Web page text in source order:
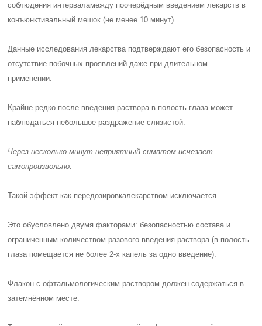
соблюдения интерваламежду поочерёдным введением лекарств в
конъюнктивальный мешок (не менее 10 минут).
Данные исследования лекарства подтверждают его безопасность и
отсутствие побочных проявлений даже при длительном
применении.
Крайне редко после введения раствора в полость глаза может
наблюдаться небольшое раздражение слизистой.
Через несколько минут неприятный симптом исчезает
самопроизвольно.
Такой эффект как передозировкалекарством исключается.
Это обусловлено двумя факторами: безопасностью состава и
ограниченным количеством разового введения раствора (в полость
глаза помещается не более 2-х капель за одно введение).
Флакон с офтальмологическим раствором должен содержаться в
затемнённом месте.